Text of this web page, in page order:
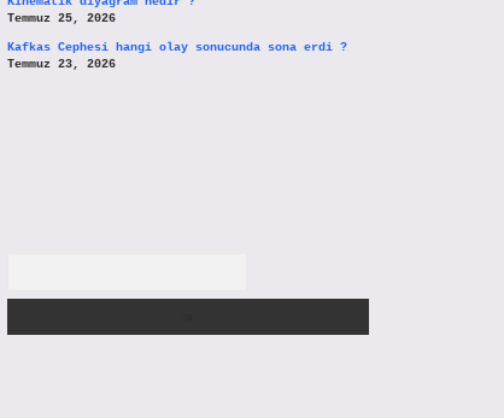
Temmuz 25, 2026
Kafkas Cephesi hangi olay sonucunda sona erdi ?
Temmuz 23, 2026